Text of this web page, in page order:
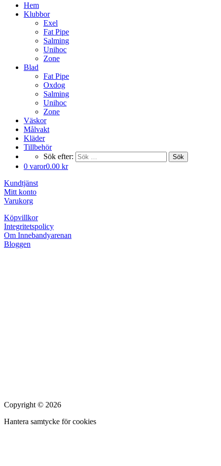
Hem
Klubbor
Exel
Fat Pipe
Salming
Unihoc
Zone
Blad
Fat Pipe
Oxdog
Salming
Unihoc
Zone
Väskor
Målvakt
Kläder
Tillbehör
Sök efter:
Sök
0 varor0.00 kr
Kundtjänst
Mitt konto
Varukorg
Köpvillkor
Integritetspolicy
Om Innebandyarenan
Bloggen
Copyright © 2026
Hantera samtycke för cookies